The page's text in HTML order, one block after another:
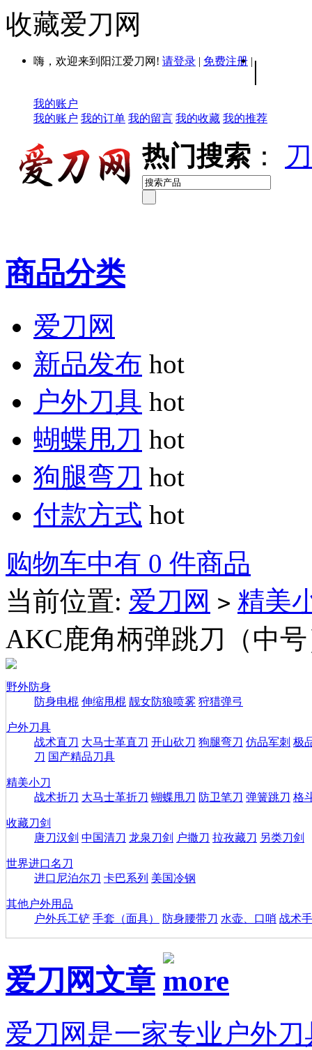
收藏爱刀网
嗨，欢迎来到阳江爱刀网! 请登录 | 免费注册 | |
我的账户
我的账户 我的订单 我的留言 我的收藏 我的推荐
热门搜索 ：
商品分类
爱刀网
新品发布 hot
户外刀具 hot
蝴蝶甩刀 hot
狗腿弯刀 hot
付款方式 hot
购物车中有 0 件商品
当前位置: 爱刀网 > 精美
AKC鹿角柄弹跳刀（中
野外防身
防身电棍 伸缩甩棍 靓女防狼喷雾 狩猎弹弓
户外刀具
战术直刀 大马士革直刀 开山砍刀 狗腿弯刀 仿品军刺 极
刀 国产精品刀具
精美小刀
战术折刀 大马士革折刀 蝴蝶甩刀 防卫笔刀 弹簧跳刀 格
收藏刀剑
唐刀汉剑 中国清刀 龙泉刀剑 户撒刀 拉孜藏刀 另类刀剑
世界进口名刀
进口尼泊尔刀 卡巴系列 美国冷钢
其他户外用品
户外兵工铲 手套（面具） 防身腰带刀 水壶、口哨 战术
爱刀网文章
爱刀网是一家专业户外